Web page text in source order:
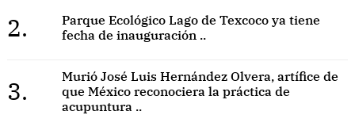
2.
Parque Ecológico Lago de Texcoco ya tiene
fecha de inauguración ..
3.
Murió José Luis Hernández Olvera, artífice de
que México reconociera la práctica de
acupuntura ..